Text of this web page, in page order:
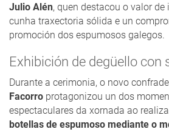
Julio Alén, quen destacou o valor
cunha traxectoria sólida e un
promoción dos espumosos galegos.
Exhibición de degüello con
Durante a cerimonia, o novo confrade
Facorro protagonizou un dos
espectaculares da xornada ao
botellas de espumoso mediante o